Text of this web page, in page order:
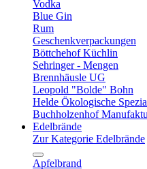
Vodka
Blue Gin
Rum
Geschenkverpackungen
Böttchehof Küchlin
Sehringer - Mengen
Brennhäusle UG
Leopold "Bolde" Bohn
Helde Ökologische
Buchholzenhof
Edelbrände
Zur Kategorie Edelbrände
Apfelbrand